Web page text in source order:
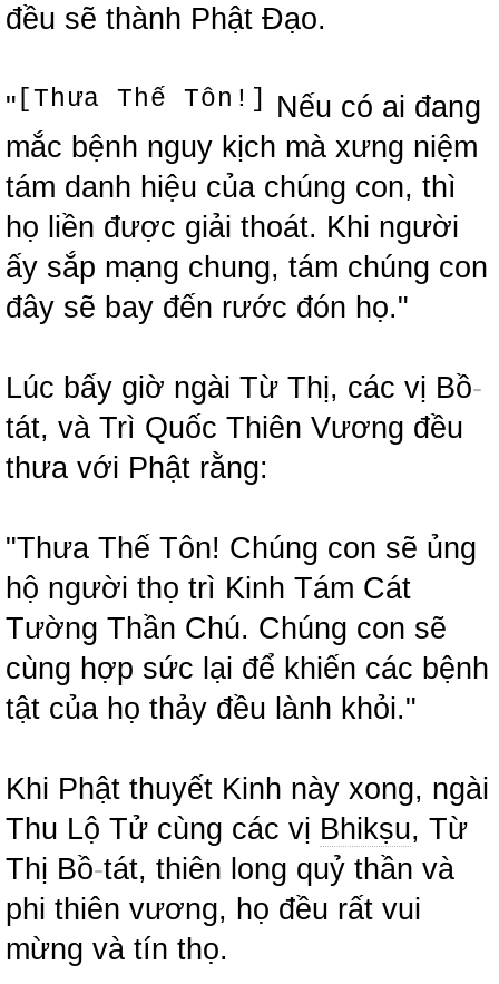
đều sẽ thành Phật Đạo.
" [Thưa Thế Tôn!]
Nếu có ai đang
mắc bệnh nguy kịch mà xưng niệm
tám danh hiệu của chúng con, thì
họ liền được giải thoát. Khi người
ấy sắp mạng chung, tám chúng con
đây sẽ bay đến rước đón họ."
Lúc bấy giờ ngài Từ Thị, các vị Bồ-
tát, và Trì Quốc Thiên Vương đều
thưa với Phật rằng:
"Thưa Thế Tôn! Chúng con sẽ ủng
hộ người thọ trì Kinh Tám Cát
Tường Thần Chú. Chúng con sẽ
cùng hợp sức lại để khiến các bệnh
tật của họ thảy đều lành khỏi."
Khi Phật thuyết Kinh này xong, ngài
Thu Lộ Tử cùng các vị Bhikṣu, Từ
Thị Bồ-tát, thiên long quỷ thần và
phi thiên vương, họ đều rất vui
mừng và tín thọ.